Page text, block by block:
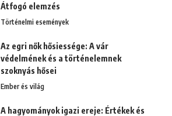
Átfogó elemzés
Történelmi események
Az egri nők hősiessége: A vár
védelmének és a történelemnek
szoknyás hősei
Ember és világ
A hagyományok igazi ereje: Értékek és